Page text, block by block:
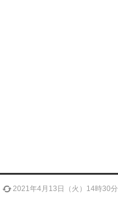
2021年4月13日（火）14時30分